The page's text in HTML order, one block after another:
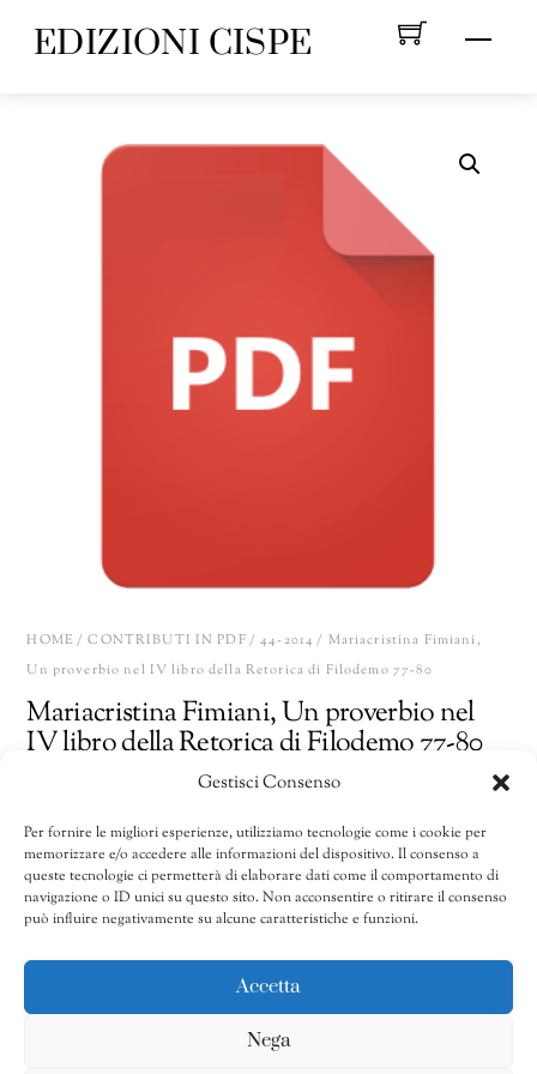
Gestisci Consenso
Per fornire le migliori esperienze, utilizziamo tecnologie come i cookie per
memorizzare e/o accedere alle informazioni del dispositivo. Il consenso a
queste tecnologie ci permetterà di elaborare dati come il comportamento di
navigazione o ID unici su questo sito. Non acconsentire o ritirare il consenso
può influire negativamente su alcune caratteristiche e funzioni.
Accetta
Nega
Menu
EDIZIONI CISPE
HOME /CONTRIBUTI IN PDF/44-2014 / Mariacristina Fimiani,
Un proverbio nel IV libro della Retorica di Filodemo 77-80
Mariacristina Fimiani, Un proverbio nel
IV libro della Retorica di Filodemo 77-80
Mariacristina
Fimiani,
Un
proverbio
IV
AGGIUNGI AL CARRELLO Share
CATEGORIE:41/2011-50/2020,44-2014,Contributi in pdf